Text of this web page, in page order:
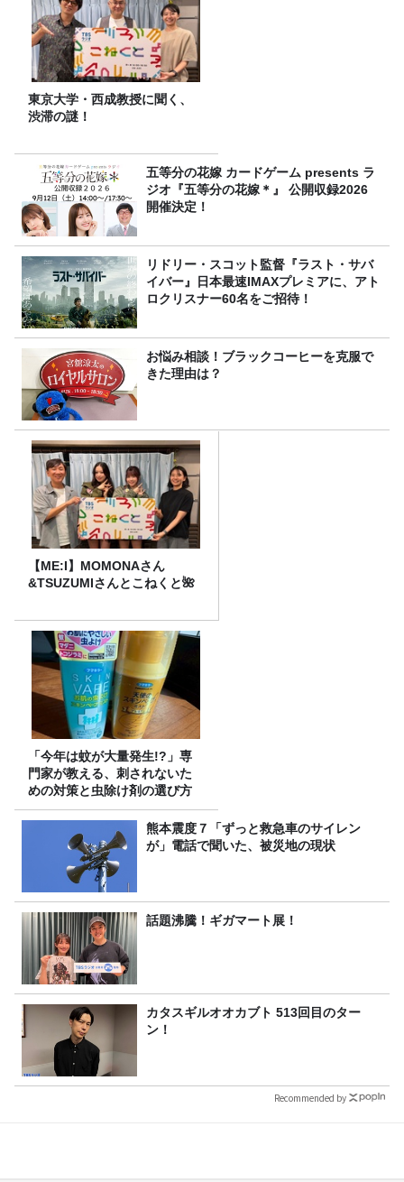
東京大学・西成教授に聞く、
渋滞の謎！
五等分の花嫁 カードゲーム presents ラ
ジオ『五等分の花嫁＊』 公開収録2026
開催決定！
リドリー・スコット監督『ラスト・サバ
イバー』日本最速IMAXプレミアに、アト
ロクリスナー60名をご招待！
お悩み相談！ブラックコーヒーを克服で
きた理由は？
【ME:I】MOMONAさん
&TSUZUMIさんとこねくと🌺
「今年は蚊が大量発生!?」専
門家が教える、刺されないた
めの対策と虫除け剤の選び方
熊本震度７「ずっと救急車のサイレン
が」電話で聞いた、被災地の現状
話題沸騰！ギガマート展！
カタスギルオオカブト 513回目のター
ン！
Recommended by